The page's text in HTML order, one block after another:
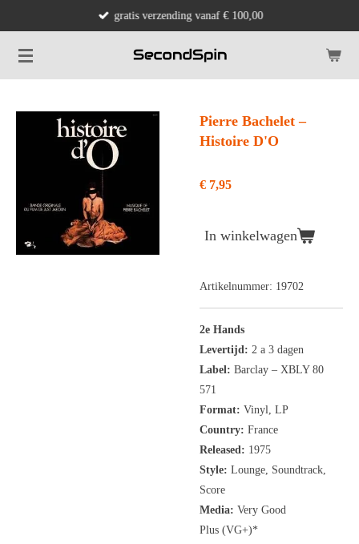
naar
de
gratis verzending vanaf € 100,00
Pierre Bachelet ‎–
Histoire D'O
€ 7,95
In winkelwagen
Artikelnummer: 19702
2e Hands
Levertijd: 2 a 3 dagen
Label: Barclay ‎– XBLY 80
571
Format: Vinyl, LP
Country: France
Released: 1975
Style: Lounge, Soundtrack,
Score
Media: Very Good
Plus (VG+)*